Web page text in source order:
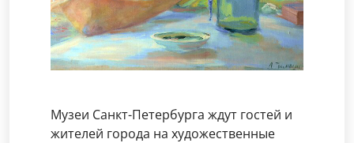
Музеи Санкт-Петербурга ждут гостей и
жителей города на художественные